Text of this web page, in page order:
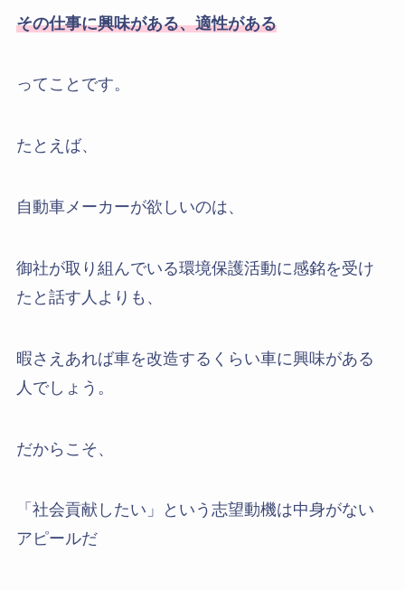
その仕事に興味がある、適性がある
ってことです。
たとえば、
自動車メーカーが欲しいのは、
御社が取り組んでいる環境保護活動に感銘を受け
たと話す人よりも、
暇さえあれば車を改造するくらい車に興味がある
人でしょう。
だからこそ、
「社会貢献したい」という志望動機は中身がない
アピールだ